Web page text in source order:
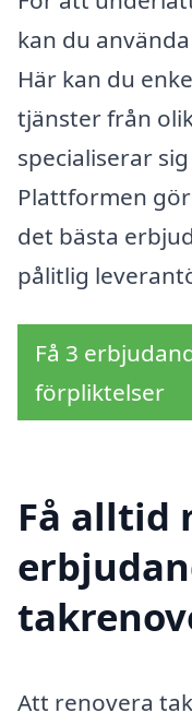
kan du
Här kan du
tjänster från
specialiserar
Plattformen
det bästa
pålitlig
Få 3
förpliktelser
Få alltid
Att renovera